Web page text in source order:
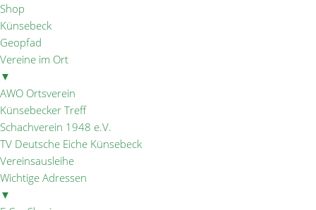
Shop
Künsebeck
Geopfad
Vereine im Ort
▼
AWO Ortsverein
Künsebecker Treff
Schachverein 1948 e.V.
TV Deutsche Eiche Künsebeck
Vereinsausleihe
Wichtige Adressen
▼